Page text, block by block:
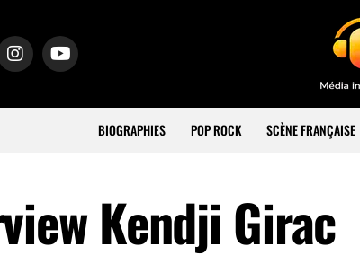
BIOGRAPHIES POP ROCK SCÈNE FRANÇAISE
Kendji Girac